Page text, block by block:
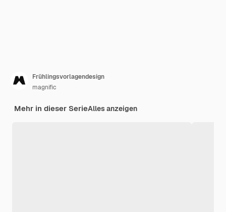
Frühlingsvorlagendesign
magnific
Mehr in dieser SerieAlles anzeigen